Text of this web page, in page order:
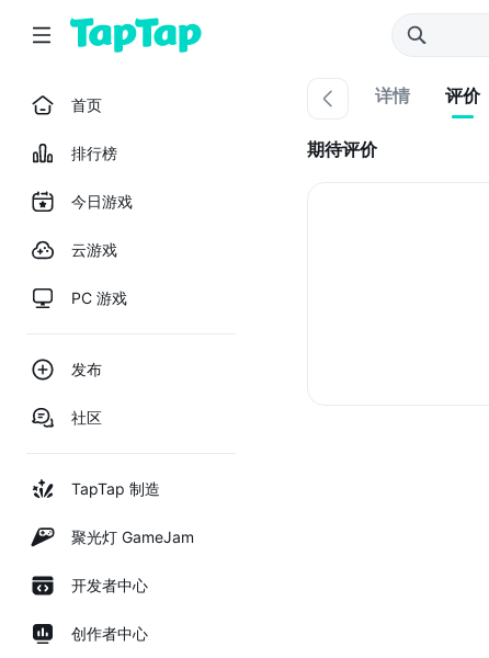
首页
排行榜
今日游戏
云游戏
PC 游戏
发布
社区
TapTap 制造
聚光灯 GameJam
开发者中心
创作者中心
详情 评价
期待评价